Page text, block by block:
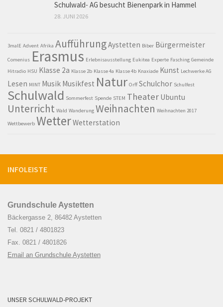
Schulwald- AG besucht Bienenpark in Hammel
28. JUNI 2026
3malE Advent Afrika AufführungAystetten Biber Bürgermeister
Comenius Erasmus Erlebnisausstellung Eukitea Experte Fasching Gemeinde
Hitradio HSU Klasse 2a Klasse 2b Klasse 4a Klasse 4b Knaxiade Kunst Lechwerke AG
Lesen MINT Musik Musikfest Natur Orff Schulchor Schulfest
Schulwald Sommerfest Spende STEM Theater Ubuntu
Unterricht Wald Wanderung Weihnachten Weihnachten 2017
Wettbewerb WetterWetterstation
INFOLEISTE
Grundschule Aystetten
Bäckergasse 2, 86482 Aystetten
Tel. 0821 / 4801823
Fax. 0821 / 4801826
Email an Grundschule Aystetten
UNSER SCHULWALD-PROJEKT